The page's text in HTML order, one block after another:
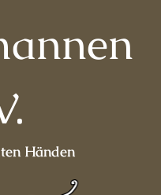
Händen